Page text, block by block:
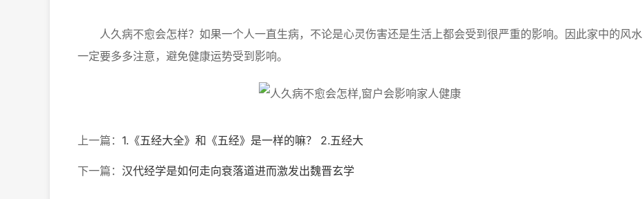
人久病不愈会怎样？如果一个人一直生病，不论是心灵伤害还是生活上都会受到很严重的影响。因此家中的风水
一定要多多注意，避免健康运势受到影响。
上一篇： 1.《五经大全》和《五经》是一样的嘛？ 2.五经大
下一篇： 汉代经学是如何走向衰落道进而激发出魏晋玄学